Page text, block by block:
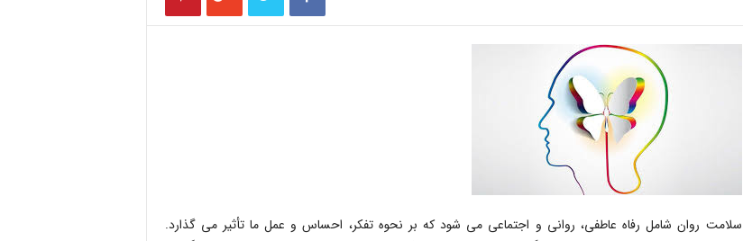
سلامت روان شامل رفاه عاطفی، روانی و اجتماعی می شود که بر نحوه تفکر، احساس و عمل ما تأثیر می گذارد.